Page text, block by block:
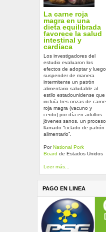
La carne roja
magra en una
dieta equilibrada
favorece la salud
intestinal y
cardíaca
Los investigadores del
estudio evaluaron los
efectos de adoptar y luego
suspender de manera
intermitente un patrón
alimentario saludable al
estilo estadounidense que
incluía tres onzas de carne
roja magra (vacuno y
cerdo) por día en adultos
jóvenes sanos, un proceso
llamado “ciclado de patrón
alimentario”.
Por National Pork
Board de Estados Unidos
Leer más...
PAGO EN LINEA